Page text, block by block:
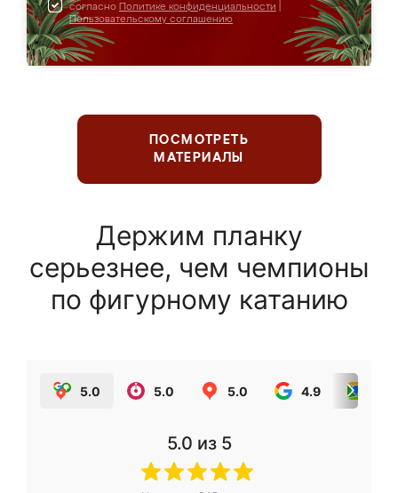
согласно Политике конфиденциальности
Пользовательскому соглашению
ПОСМОТРЕТЬ
МАТЕРИАЛЫ
Держим планку
серьезнее, чем чемпионы
по фигурному катанию
5.0 5.0 5.0 4.9
5.0 из 5